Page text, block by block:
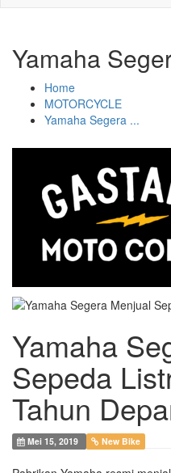
Yamaha
Home
MOTORCYCLE
Yamaha Segera ...
Yamaha
Sepeda
Tahun
Mei 15, 2019 New Bike